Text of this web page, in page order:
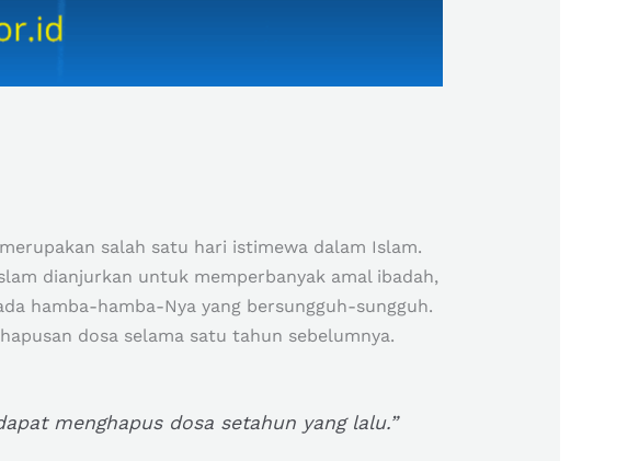
salah satu hari istimewa dalam Islam.
dianjurkan untuk memperbanyak amal ibadah,
hamba-hamba-Nya yang bersungguh-sungguh.
dosa selama satu tahun sebelumnya.
menghapus dosa setahun yang lalu.”